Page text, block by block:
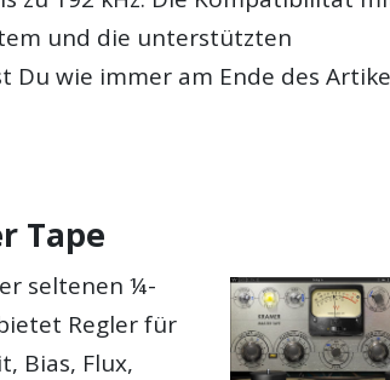
und die unterstützten
Du wie immer am Ende des
Tape
seltenen ¼-
Regler für
Bias, Flux,